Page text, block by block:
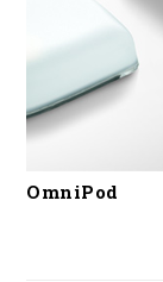
OmniPod